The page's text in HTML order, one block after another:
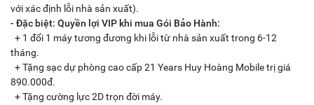
với xác định lỗi nhà sản xuất).
- Đặc biệt: Quyền lợi VIP khi mua Gói Bảo Hành:
+ 1 đổi 1 máy tương đương khi lỗi từ nhà sản xuất trong 6-12
tháng.
+ Tặng sạc dự phòng cao cấp 21 Years Huy Hoàng Mobile trị giá
890.000đ.
+ Tặng cường lực 2D trọn đời máy.